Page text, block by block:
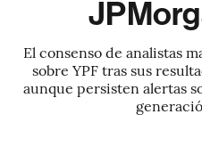
El consenso de analistas
sobre YPF tras sus
aunque persisten alertas